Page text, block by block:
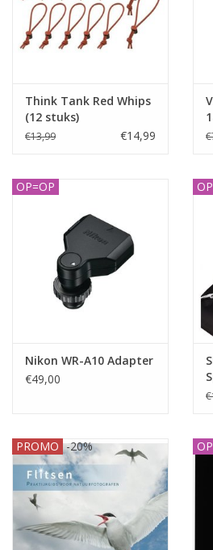
Think Tank Red Whips
(12 stuks)
€13,99 €14,99
OP=OP
Nikon WR-A10 Adapter
€49,00
PROMO -20%